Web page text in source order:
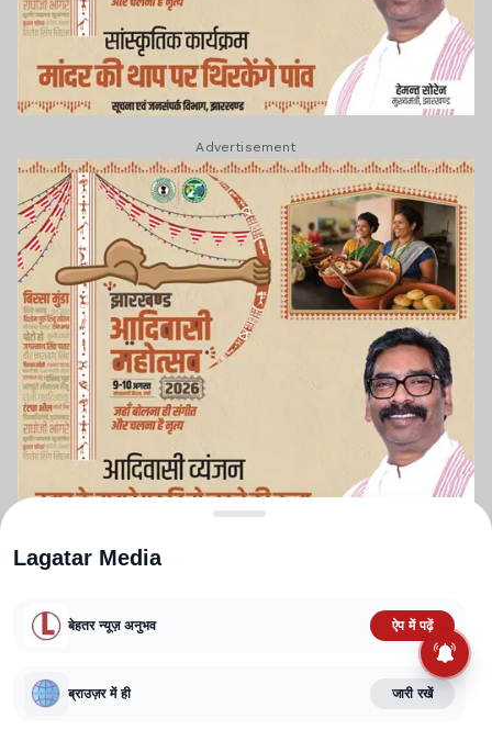
Advertisement
TERMS AND CONDITIONS
CORRECTIONS POLICY
FACT CHECKING POLICY
Lagatar Media Pvt. Ltd.
Lagatar Media
बेहतर न्यूज़ अनुभव ऐप में पढ़ें
ब्राउज़र में ही जारी रखें